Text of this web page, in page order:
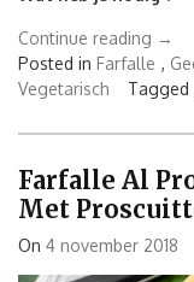
Continue reading →
Posted in Farfalle ,
Vegetarisch
Tagged
Farfalle Al
Met
On 4 november 2018